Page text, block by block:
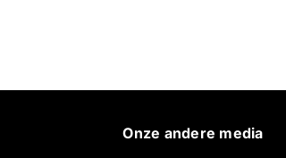
Onze andere media